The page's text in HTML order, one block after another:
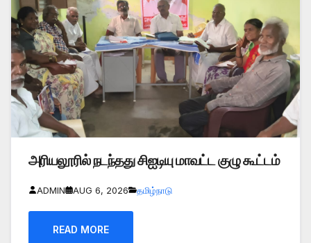
அரியலூரில் நடந்தது சிஐடியு மாவட்ட குழு கூட்டம்
ADMIN AUG 6, 2026 தமிழ்நாடு
READ MORE